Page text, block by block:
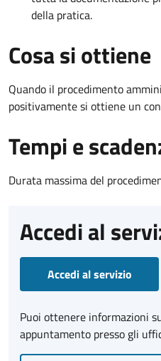
della pratica.
Cosa si ottiene
Quando il procedimento
positivamente si ottiene un
Tempi e
Durata massima del
Accedi al
Accedi al servizio
Puoi ottenere informazioni
appuntamento presso gli